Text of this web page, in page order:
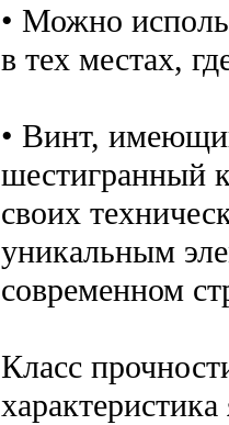
• Можно
в тех местах,
• Винт,
шестигранный
своих
уникальным
современном
Класс